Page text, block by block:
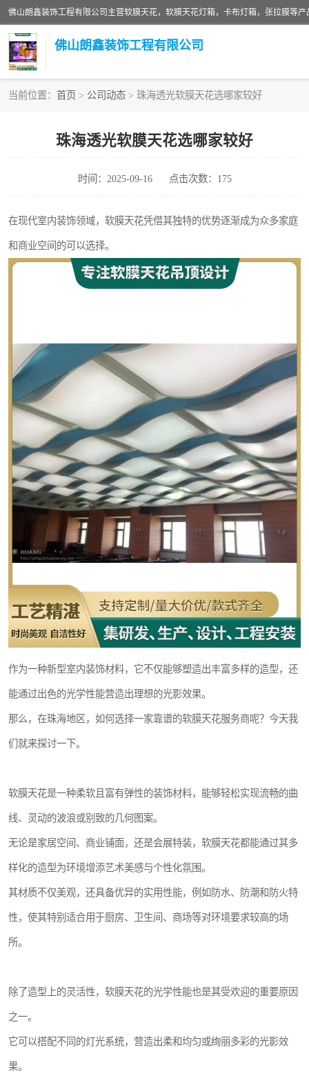
佛山朗鑫装饰工程有限公司
当前位置： 首页 > 公司动态 > 珠海透光软膜天花选哪家较好
珠海透光软膜天花选哪家较好
时间：2025-09-16 点击次数：175
在现代室内装饰领域，软膜天花凭借其独特的优势逐渐成为众多家庭
和商业空间的可以选择。
作为一种新型室内装饰材料，它不仅能够塑造出丰富多样的造型，还
能通过出色的光学性能营造出理想的光影效果。
那么，在珠海地区，如何选择一家靠谱的软膜天花服务商呢？今天我
们就来探讨一下。
软膜天花是一种柔软且富有弹性的装饰材料，能够轻松实现流畅的曲
线、灵动的波浪或别致的几何图案。
无论是家居空间、商业铺面，还是会展特装，软膜天花都能通过其多
样化的造型为环境增添艺术美感与个性化氛围。
其材质不仅美观，还具备优异的实用性能，例如防水、防潮和防火特
性，使其特别适合用于厨房、卫生间、商场等对环境要求较高的场
所。
除了造型上的灵活性，软膜天花的光学性能也是其受欢迎的重要原因
之一。
它可以搭配不同的灯光系统，营造出柔和均匀或绚丽多彩的光影效
果。